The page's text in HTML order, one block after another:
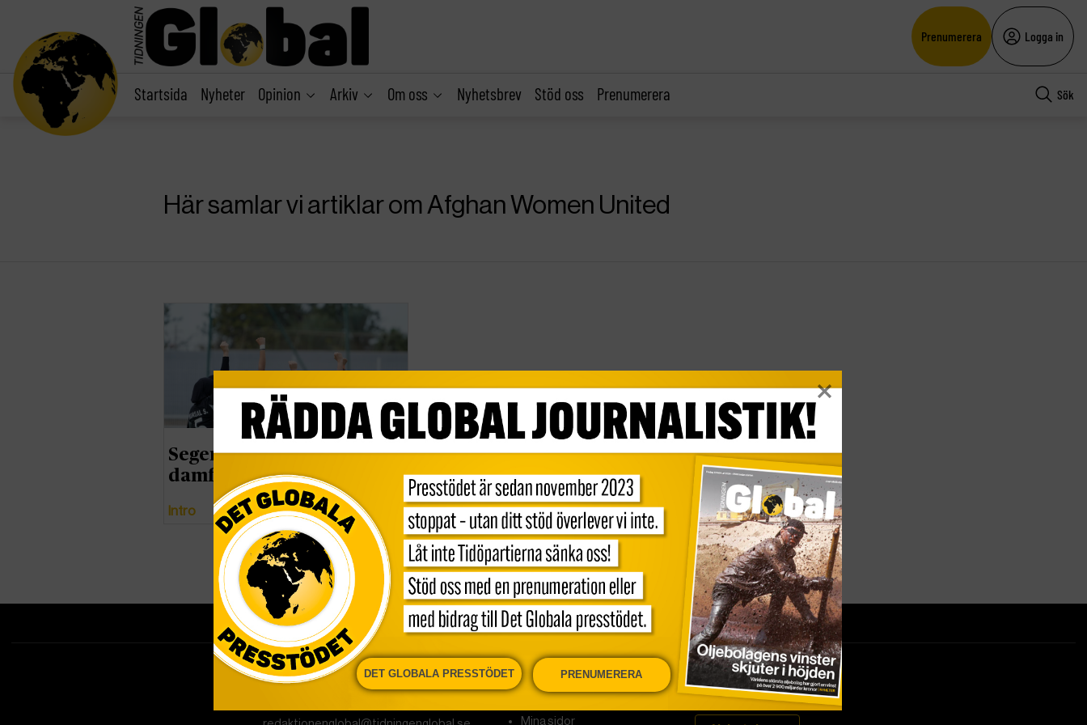
Prenumerera Logga in
Startsida Nyheter Opinion Arkiv Om oss Nyhetsbrev Stöd oss Prenumerera Sök
Här samlar vi artiklar om Afghan Women United
Seger för Afghanistans
damfotboll
Intro
Tipsa redaktionen Kundservice och support
Mina sidor
Nyheter på ditt sätt
DET GLOBALA PRESSTÖDET PRENUMERERA